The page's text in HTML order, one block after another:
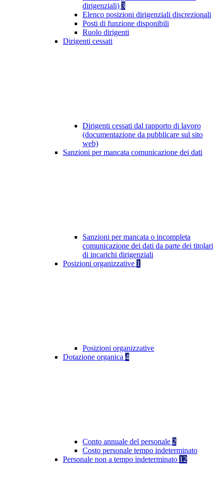
dirigenziali) 3
Elenco posizioni dirigenziali discrezionali
Posti di funzione disponibili
Ruolo dirigenti
Dirigenti cessati
Dirigenti cessati dal rapporto di lavoro
(documentazione da pubblicare sul sito
web)
Sanzioni per mancata comunicazione dei dati
Sanzioni per mancata o incompleta
comunicazione dei dati da parte dei titolari
di incarichi dirigenziali
Posizioni organizzative 1
Posizioni organizzative
Dotazione organica 4
Conto annuale del personale 2
Costo personale tempo indeterminato
Personale non a tempo indeterminato 12